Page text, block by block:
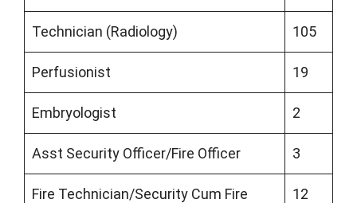
Technician (Radiology) 105
Perfusionist 19
Embryologist 2
Asst Security Officer/Fire Officer 3
Fire Technician/Security Cum Fire 12